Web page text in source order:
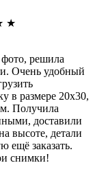
★
решила
Очень удобный
в размере 20х30,
Получила
доставили
высоте, детали
ещё заказать.
снимки!